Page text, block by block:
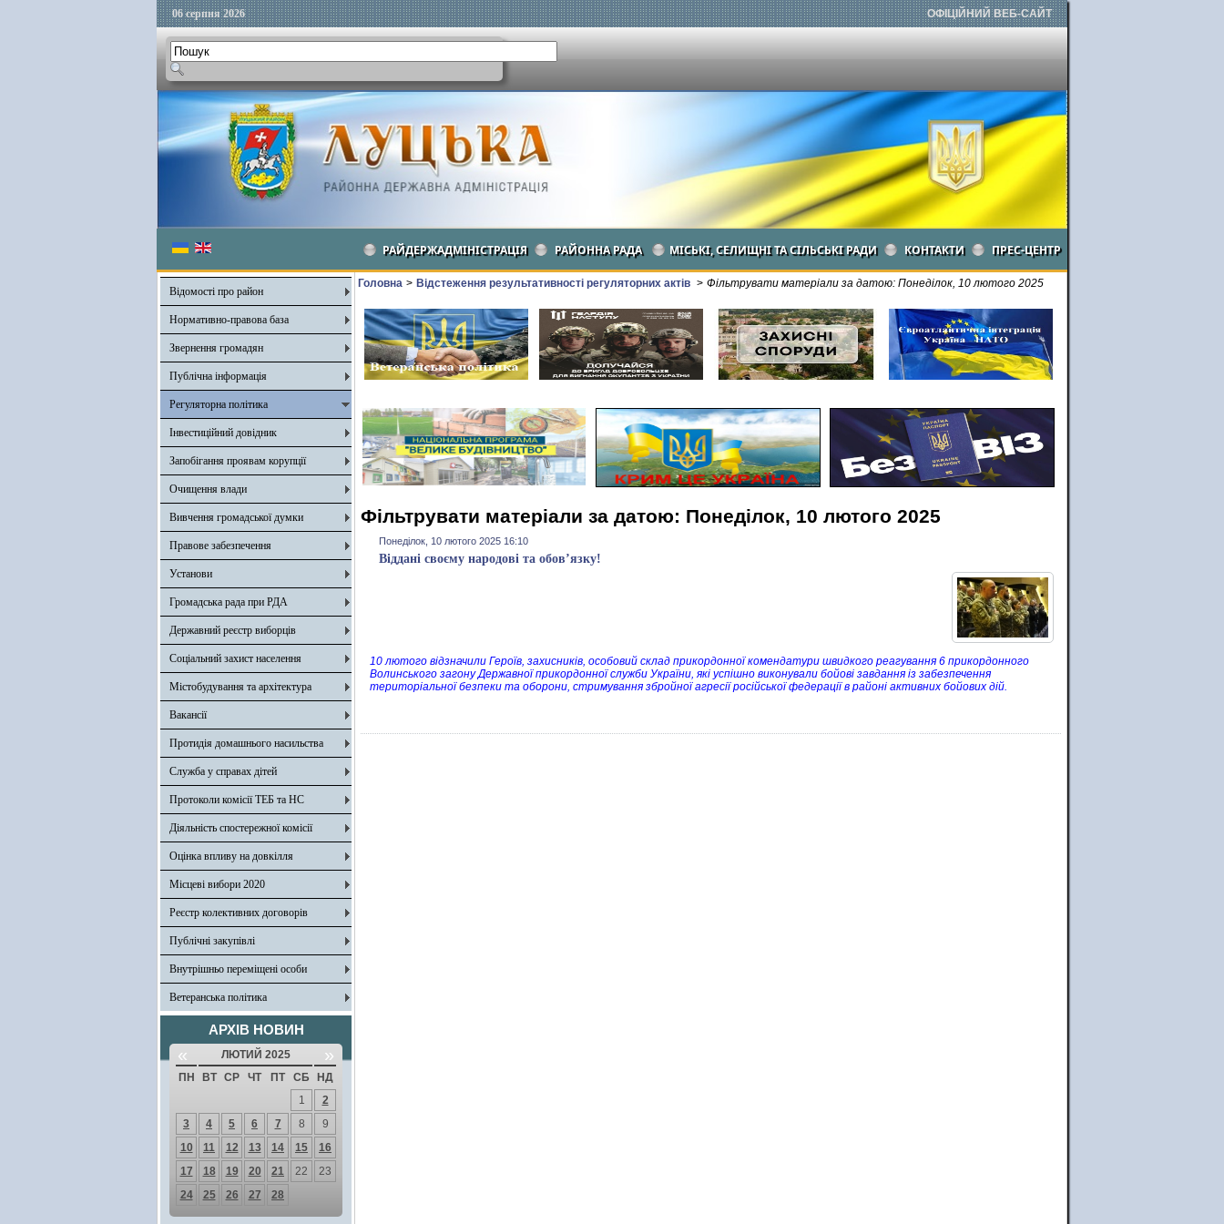
06 серпня 2026 ОФІЦІЙНИЙ ВЕБ-САЙТ
РАЙДЕРЖАДМІНІСТРАЦІЯ РАЙОННА РАДА МІСЬКІ, СЕЛИЩНІ ТА СІЛЬСЬКІ РАДИ КОНТАКТИ ПРЕС-ЦЕНТР
Відомості про район
Нормативно-правова база
Звернення громадян
Публічна інформація
Регуляторна політика
Інвестиційний довідник
Запобігання проявам корупції
Очищення влади
Вивчення громадської думки
Правове забезпечення
Установи
Громадська рада при РДА
Державний реєстр виборців
Соціальний захист населення
Містобудування та архітектура
Вакансії
Протидія домашнього насильства
Служба у справах дітей
Протоколи комісії ТЕБ та НС
Діяльність спостережної комісії
Оцінка впливу на довкілля
Місцеві вибори 2020
Реєстр колективних договорів
Публічні закупівлі
Внутрішньо переміщені особи
Ветеранська політика
АРХІВ НОВИН
« ЛЮТИЙ 2025 »
ПН ВТ СР ЧТ ПТ СБ
НД
1
2
3
4 5 6 7 8
9
10
11 12 13 14 15
16
17
18 19 20 21 22
23
24
25 26 27 28
Головна > Відстеження результативності регуляторних актів > Фільтрувати матеріали за датою: Понеділок, 10 лютого 2025
Фільтрувати матеріали за датою: Понеділок, 10 лютого 2025
Понеділок, 10 лютого 2025 16:10
Віддані своєму народові та обов’язку!
10 лютого відзначили Героїв, захисників, особовий склад прикордонної комендатури швидкого реагування 6 прикордонного
Волинського загону Державної прикордонної служби України, які успішно виконували бойові завдання із забезпечення
територіальної безпеки та оборони, стримування збройної агресії російської федерації в районі активних бойових дій.